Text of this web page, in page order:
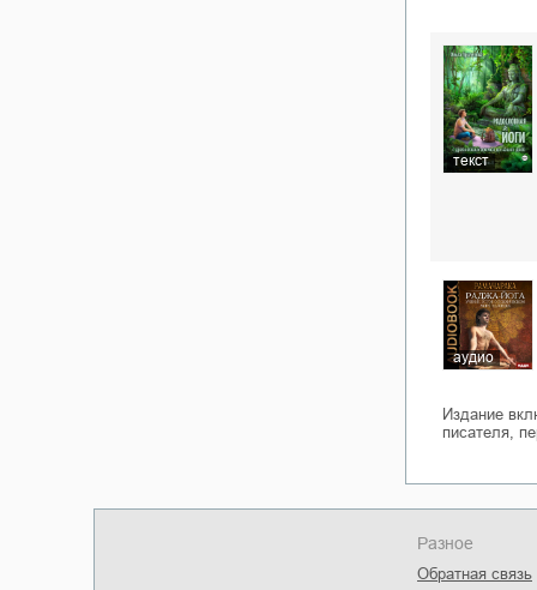
текст
аудио
Издание
писателя,
Разное
Обратная связь